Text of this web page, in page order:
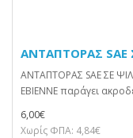
ΑΝΤΑΠΤΟΡΑΣ SAE
ΑΝΤΑΠΤΟΡAΣ SAE ΣΕ
EBIENNE παράγει
6,00€
Χωρίς ΦΠΑ: 4,84€